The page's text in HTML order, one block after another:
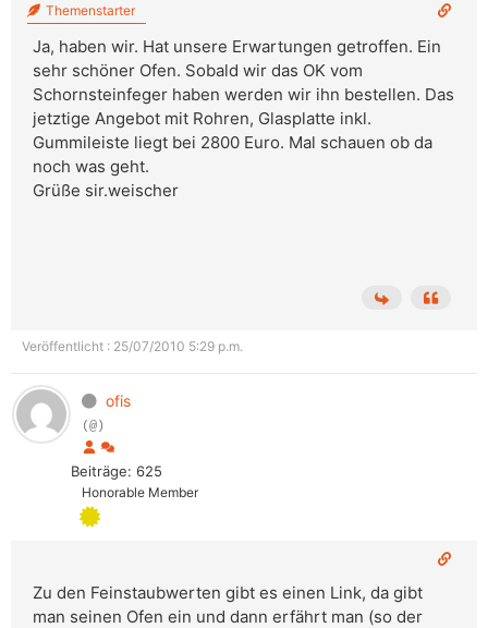
Themenstarter
Ja, haben wir. Hat unsere Erwartungen getroffen. Ein
sehr schöner Ofen. Sobald wir das OK vom
Schornsteinfeger haben werden wir ihn bestellen. Das
jetztige Angebot mit Rohren, Glasplatte inkl.
Gummileiste liegt bei 2800 Euro. Mal schauen ob da
noch was geht.
Grüße sir.weischer
Veröffentlicht : 25/07/2010 5:29 p.m.
ofis
(@)
Beiträge: 625
Honorable Member
Zu den Feinstaubwerten gibt es einen Link, da gibt
man seinen Ofen ein und dann erfährt man (so der